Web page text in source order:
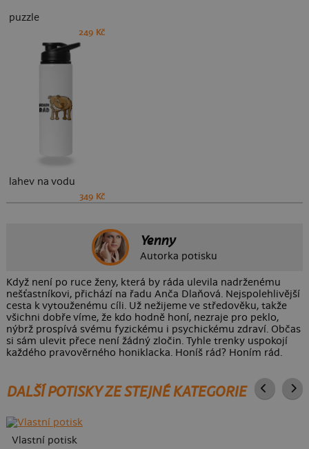
puzzle
249 Kč
lahev na vodu
349 Kč
Yenny
Autorka potisku
Když není po ruce ženy, která by ráda ulevila nadrženému
nešťastníkovi, přichází na řadu Anča Dlaňová. Nejspolehlivější
cesta k vytouženému cíli. Už nežijeme ve středověku, takže
všichni dobře víme, že kdo hodně honí, nezraje pro peklo,
nýbrž prospívá svému fyzickému i psychickému zdraví. Občas
si sám ulevit přece není žádný zločin. Tyhle trenky uspokojí
každého pravověrného honiklacka. Honíš rád? Honím rád.
DALŠÍ POTISKY ZE STEJNÉ KATEGORIE
Vlastní potisk